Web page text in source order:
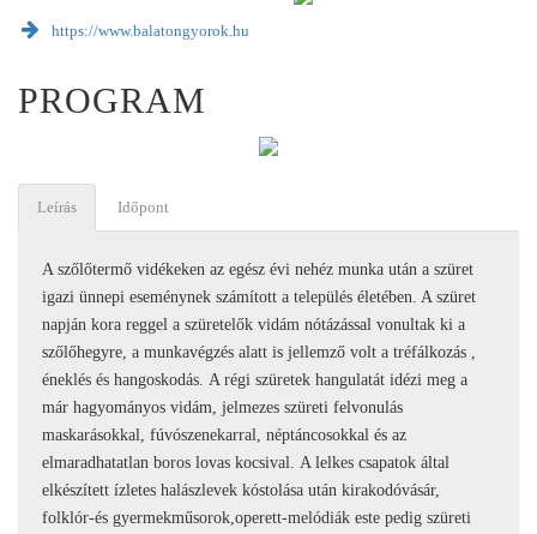
https://www.balatongyorok.hu
PROGRAM
Leírás Időpont
A szőlőtermő vidékeken az egész évi nehéz munka után a szüret
igazi ünnepi eseménynek számított a település életében. A szüret
napján kora reggel a szüretelők vidám nótázással vonultak ki a
szőlőhegyre, a munkavégzés alatt is jellemző volt a tréfálkozás ,
éneklés és hangoskodás. A régi szüretek hangulatát idézi meg a
már hagyományos vidám, jelmezes szüreti felvonulás
maskarásokkal, fúvószenekarral, néptáncosokkal és az
elmaradhatatlan boros lovas kocsival. A lelkes csapatok által
elkészített ízletes halászlevek kóstolása után kirakodóvásár,
folklór-és gyermekműsorok,operett-melódiák este pedig szüreti